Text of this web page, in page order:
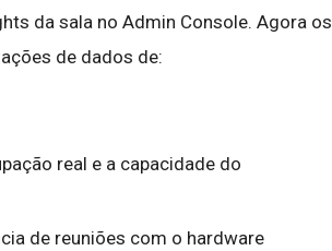
da sala no Admin Console. Agora os
de dados de:
real e a capacidade do
de reuniões com o hardware